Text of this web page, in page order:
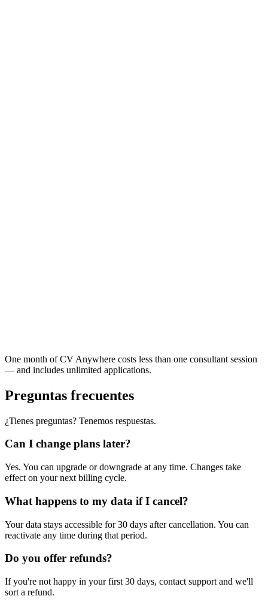
One month of CV Anywhere costs less than one consultant session
— and includes unlimited applications.
Preguntas frecuentes
¿Tienes preguntas? Tenemos respuestas.
Can I change plans later?
Yes. You can upgrade or downgrade at any time. Changes take
effect on your next billing cycle.
What happens to my data if I cancel?
Your data stays accessible for 30 days after cancellation. You can
reactivate any time during that period.
Do you offer refunds?
If you're not happy in your first 30 days, contact support and we'll
sort a refund.